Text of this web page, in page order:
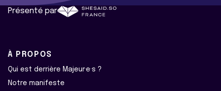
Présenté par
À PROPOS
Qui est derrière Majeur·e·s ?
Notre manifeste